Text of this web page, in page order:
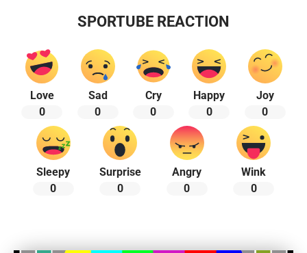
SPORTUBE REACTION
Love
0
Sad
0
Cry
0
Happy
0
Joy
0
Sleepy
0
Surprise
0
Angry
0
Wink
0